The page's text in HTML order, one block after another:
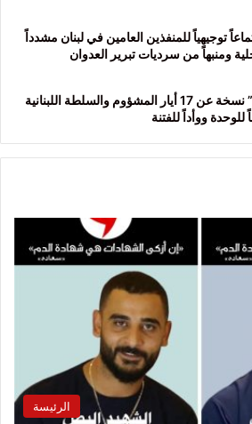
توجيهياً للمنفذين العامين في لبنان مشدداً
ومنبهاً من سرديات تبرير العدوان
“القومي”: “اتفاق الاطار” نسخة عن 17 أيار المشؤوم والسلطة اللبنانية
ووأداً للفتنة
الرئيسة